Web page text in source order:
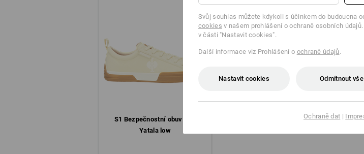
S1 Bezpečnostní obuv e.s.
Yatala low
S1 Bezpečnostní obuv Strauss.​
Svůj souhlas můžete kdykoli s účinkem do budoucna
cookies v našem prohlášení o ochraně osobních
v části "Nastavit cookies".
Další informace viz Prohlášení o ochraně údajů.
Nastavit cookies Odmítnout vše
Ochraně dat |